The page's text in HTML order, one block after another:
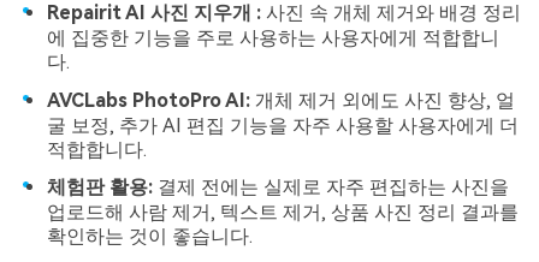
Repairit AI 사진 지우개 : 사진 속 개체 제거와 배경 정리
에 집중한 기능을 주로 사용하는 사용자에게 적합합니
다.
AVCLabs PhotoPro AI: 개체 제거 외에도 사진 향상, 얼
굴 보정, 추가 AI 편집 기능을 자주 사용할 사용자에게 더
적합합니다.
체험판 활용: 결제 전에는 실제로 자주 편집하는 사진을
업로드해 사람 제거, 텍스트 제거, 상품 사진 정리 결과를
확인하는 것이 좋습니다.